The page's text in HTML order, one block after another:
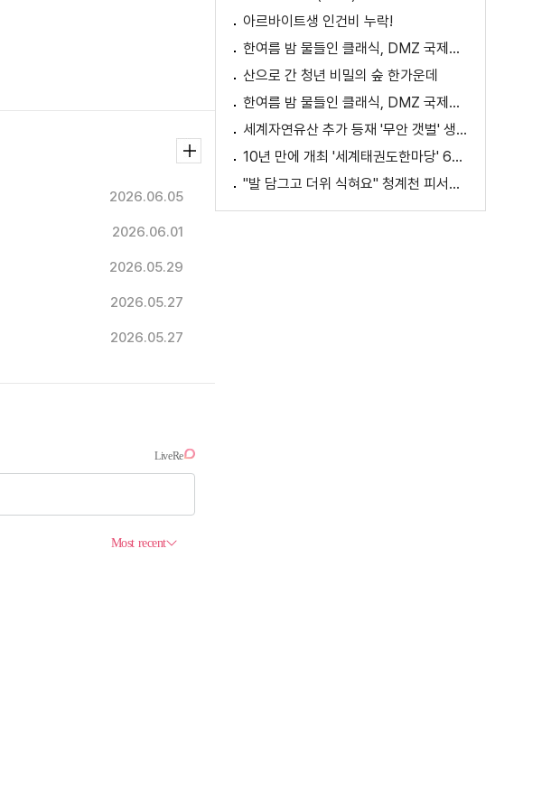
2026.06.05
2026.06.01
2026.05.29
2026.05.27
2026.05.27
아르바이트생 인건비 누락!
한여름 밤 물들인 클래식, DMZ 국제음악제 성황
산으로 간 청년 비밀의 숲 한가운데
한여름 밤 물들인 클래식, DMZ 국제음악제 성황
세계자연유산 추가 등재 '무안 갯벌' 생태 체험
10년 만에 개최 '세계태권도한마당' 61개국 참가
"발 담그고 더위 식혀요" 청계천 피서지로 인기